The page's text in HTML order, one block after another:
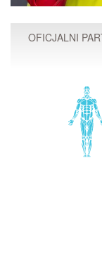
OFICJALNI